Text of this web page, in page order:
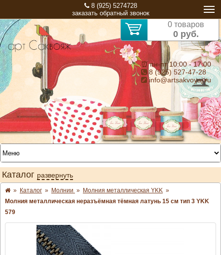
8 (925) 5274728
заказать обратный звонок
0 товаров
0 руб.
⏰ пн-пт 10:00 - 17:00
8 (925) 527-47-28
info@artsakvoyaj.ru
Каталог развернуть
» Каталог » Молнии » Молния металлическая YKK »
Молния металлическая неразъёмная тёмная латунь 15 см тип 3 YKK
579